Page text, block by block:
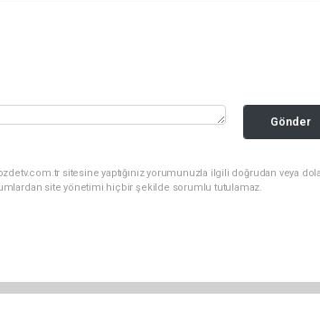
Gönder
sitesine yaptığınız yorumunuzla ilgili doğrudan veya
site yönetimi hiçbir şekilde sorumlu tutulamaz.